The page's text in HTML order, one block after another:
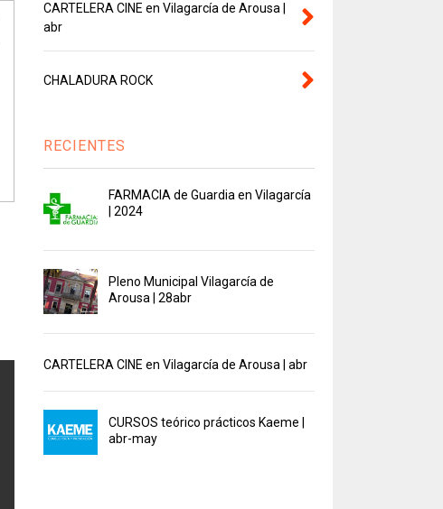
CARTELERA CINE en Vilagarcía de Arousa |
abr
CHALADURA ROCK
RECIENTES
FARMACIA de Guardia en Vilagarcía
| 2024
Pleno Municipal Vilagarcía de
Arousa | 28abr
CARTELERA CINE en Vilagarcía de Arousa | abr
CURSOS teórico prácticos Kaeme |
abr-may